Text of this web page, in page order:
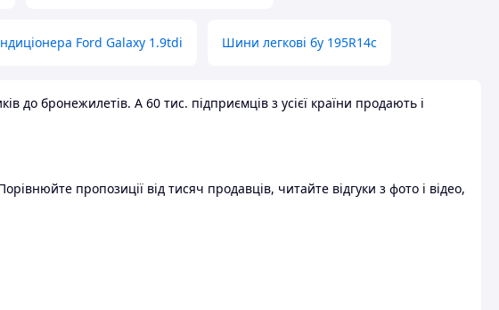
Ford Galaxy 1.9tdi Шини легкові бу 195R14c
до бронежилетів. А 60 тис. підприємців з усієї країни продають і
пропозиції від тисяч продавців, читайте відгуки з фото і відео,